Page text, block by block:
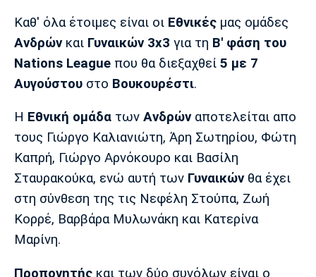
Πολιτισμός
Τραγούδια
Cine Spot
Media
Παρασκήνιο
Πρόγραμμα TV
Κηφισιά Πανσερραϊκός
Μπαρτσελόνα
Ρεάλ
Μαδρίτης
Ατλέτικο
Μαδρίτης
Καθ' όλα έτοιμες είναι οι Εθνικές μας ομάδες
Ανδρώνκαι Γυναικών 3x3 για τη Β' φάση του
Nations League που θα διεξαχθεί 5 με 7
Αυγούστου στο Βουκουρέστι.
Η Εθνική ομάδα των Ανδρώναποτελείται απο
τους Γιώργο Καλιανιώτη, Άρη Σωτηρίου, Φώτη
Καπρή, Γιώργο Αρνόκουρο και Βασίλη
Σταυρακούκα, ενώ αυτή των Γυναικώνθα έχει
στη σύνθεση της τις Νεφέλη Στούπα, Ζωή
Κορρέ, Βαρβάρα Μυλωνάκη και Κατερίνα
Μαρίνη.
Προπονητής και των δύο συνόλων είναι ο